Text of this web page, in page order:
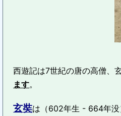
西遊記は7世紀の唐の高僧、
ます。
玄奘は（602年生 - 664年没